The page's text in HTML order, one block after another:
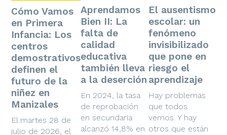
Cómo Vamos
en Primera
Infancia: Los
centros
demostrativos
definen el
futuro de la
niñez en
Manizales
El martes 28 de
julio de 2026, el
Aprendamos
Bien II: La
falta de
calidad
educativa
también lleva
a la deserción
En 2024, la tasa
de reprobación
en secundaria
alcanzó 14,8% en
El ausentismo
escolar: un
fenómeno
invisibilizado
que pone en
riesgo el
aprendizaje
Hay problemas
que todos
vemos. Y hay
otros que están